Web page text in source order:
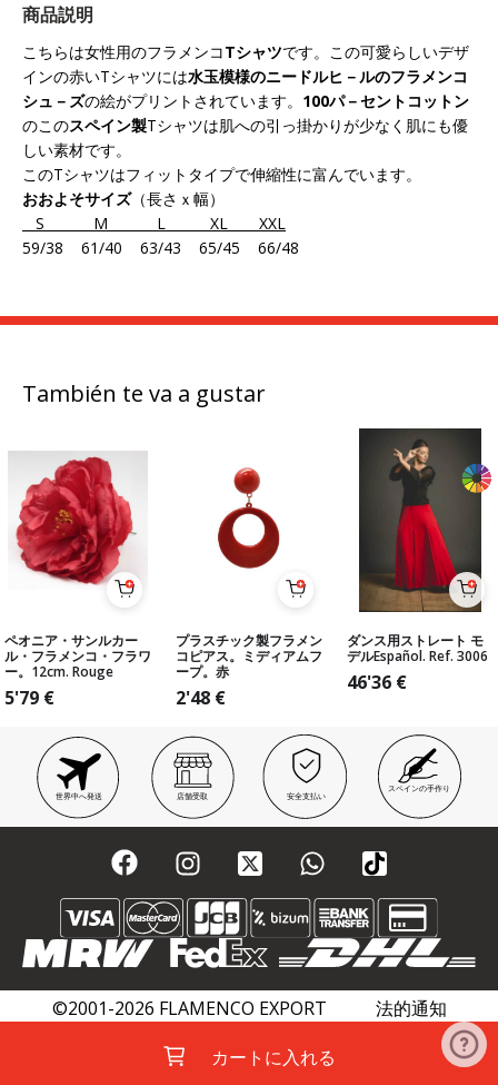
商品説明
こちらは女性用のフラメンコTシャツです。この可愛らしいデザ
インの赤いTシャツには水玉模様のニードルヒ－ルのフラメンコ
シュ－ズの絵がプリントされています。 100パ－セントコットン
のこのスペイン製Tシャツは肌への引っ掛かりが少なく肌にも優
しい素材です。
このTシャツはフィットタイプで伸縮性に富んでいます。
おおよそサイズ（長さｘ幅）
S M L XL XXL
59/38 61/40 63/43 65/45 66/48
カートに入れる
También te va a gustar
ペオニア・サンルカー
ル・フラメンコ・フラワ
ー。12cm. Rouge
5'79 €
プラスチック製フラメン
コピアス。ミディアムフ
ープ。赤
2'48 €
ダンス用ストレート モ
デルEspañol. Ref. 3006
46'36 €
世界中へ発送 店舗受取 安全支払い
スペインの手作り
©2001-2026 FLAMENCO EXPORT
法的通知
プライバシーポリシー
クッキーポリシー